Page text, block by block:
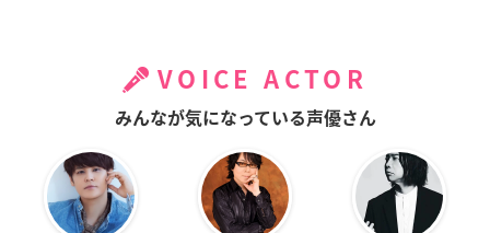
VOICE ACTOR
みんなが気になっている声優さん